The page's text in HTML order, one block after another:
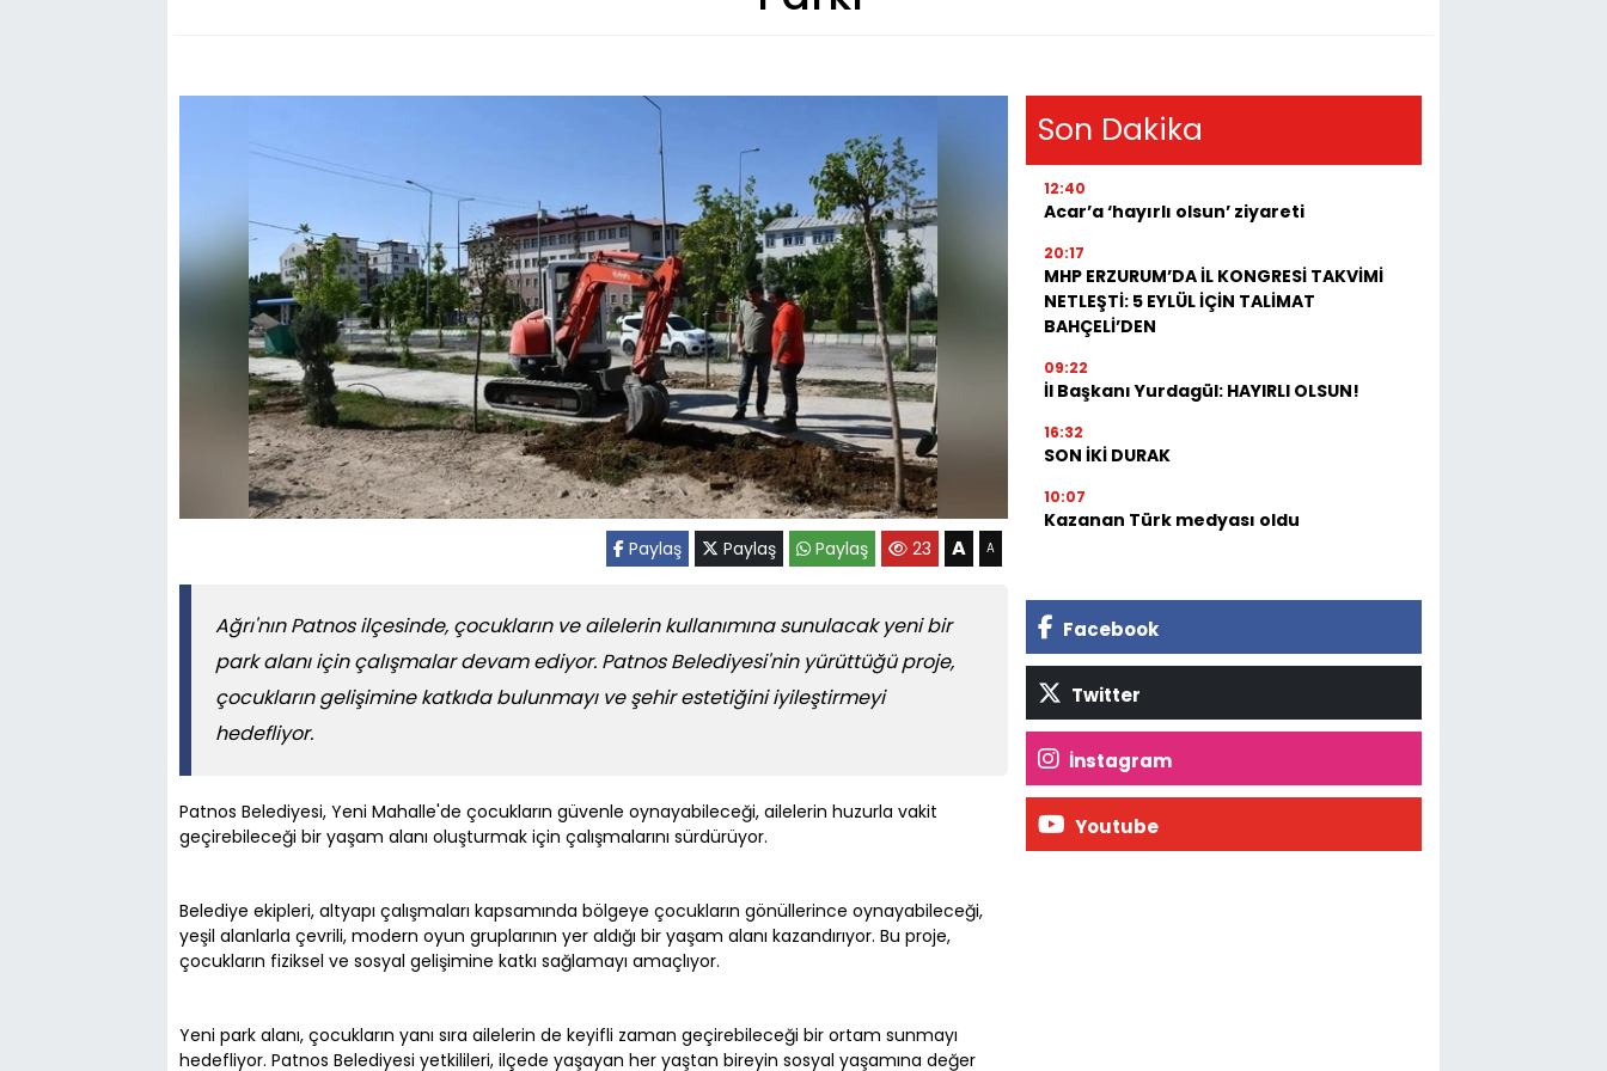
Paylaş Paylaş Paylaş 23 A A
Ağrı'nın Patnos ilçesinde, çocukların ve ailelerin kullanımına sunulacak yeni bir
park alanı için çalışmalar devam ediyor. Patnos Belediyesi'nin yürüttüğü proje,
çocukların gelişimine katkıda bulunmayı ve şehir estetiğini iyileştirmeyi
hedefliyor.
Patnos Belediyesi, Yeni Mahalle'de çocukların güvenle oynayabileceği, ailelerin huzurla vakit
geçirebileceği bir yaşam alanı oluşturmak için çalışmalarını sürdürüyor.
Belediye ekipleri, altyapı çalışmaları kapsamında bölgeye çocukların gönüllerince oynayabileceği,
yeşil alanlarla çevrili, modern oyun gruplarının yer aldığı bir yaşam alanı kazandırıyor. Bu proje,
çocukların fiziksel ve sosyal gelişimine katkı sağlamayı amaçlıyor.
Yeni park alanı, çocukların yanı sıra ailelerin de keyifli zaman geçirebileceği bir ortam sunmayı
hedefliyor. Patnos Belediyesi yetkilileri, ilçede yaşayan her yaştan bireyin sosyal yaşamına değer
Son Dakika
12:40
Acar’a ‘hayırlı olsun’ ziyareti
20:17
MHP ERZURUM’DA İL KONGRESİ TAKVİMİ
NETLEŞTİ: 5 EYLÜL İÇİN TALİMAT
BAHÇELİ’DEN
09:22
İl Başkanı Yurdagül: HAYIRLI OLSUN!
16:32
SON İKİ DURAK
10:07
Kazanan Türk medyası oldu
Facebook
Twitter
İnstagram
Youtube